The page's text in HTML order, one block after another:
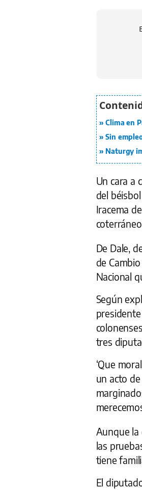
Clima en
Sin
Naturgy
Un cara a
del
Iracema
De Dale,
de
Nacional
Según
tres
‘Que
un acto
Aunque la
las
tiene
El